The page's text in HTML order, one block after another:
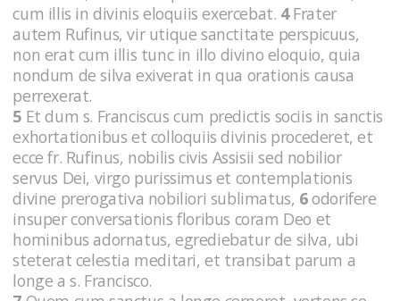
cum illis in divinis eloquiis exercebat. 4Frater
autem Rufinus, vir utique sanctitate perspicuus,
non erat cum illis tunc in illo divino eloquio, quia
nondum de silva exiverat in qua orationis causa
perrexerat.
5 Et dum s. Franciscus cum predictis sociis in sanctis
exhortationibus et colloquiis divinis procederet, et
ecce fr. Rufinus, nobilis civis Assisii sed nobilior
servus Dei, virgo purissimus et contemplationis
divine prerogativa nobiliori sublimatus, 6odorifere
insuper conversationis floribus coram Deo et
hominibus adornatus, egrediebatur de silva, ubi
steterat celestia meditari, et transibat parum a
longe a s. Francisco.